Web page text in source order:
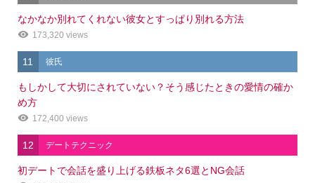
なかなか別れてくれない彼女とすっぱり別れる方法
173,320 views
11 彼氏
もしかして大切にされていない？そう感じたときの愛情の確か
め方
172,400 views
12 デートテクニック
初デートで会話を盛り上げる鉄板ネタ6選とNG会話